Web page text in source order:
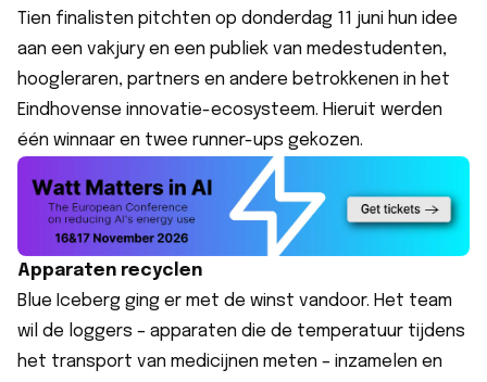
Tien finalisten pitchten op donderdag 11 juni hun idee
aan een vakjury en een publiek van medestudenten,
hoogleraren, partners en andere betrokkenen in het
Eindhovense innovatie-ecosysteem. Hieruit werden
één winnaar en twee runner-ups gekozen.
Apparaten recyclen
Blue Iceberg ging er met de winst vandoor. Het team
wil de loggers – apparaten die de temperatuur tijdens
het transport van medicijnen meten – inzamelen en